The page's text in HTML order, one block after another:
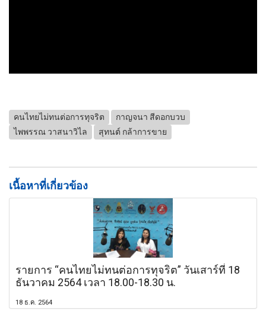
คนไทยไม่ทนต่อการทุจริต
กาญจนา สีดอกบวบ
ไพพรรณ วาสนาวิไล
สุทนต์ กล้าการขาย
เนื้อหาที่เกี่ยวข้อง
รายการ “คนไทยไม่ทนต่อการทุจริต” วันเสาร์ที่ 18
ธันวาคม 2564 เวลา 18.00-18.30 น.
18 ธ.ค. 2564